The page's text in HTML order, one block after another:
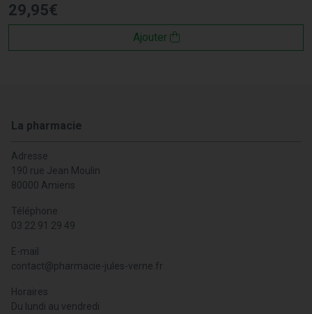
29,95€
Ajouter
La pharmacie
Adresse
190 rue Jean Moulin
80000 Amiens
Téléphone
03 22 91 29 49
E-mail
contact@pharmacie-jules-verne.fr
Horaires
Du lundi au vendredi